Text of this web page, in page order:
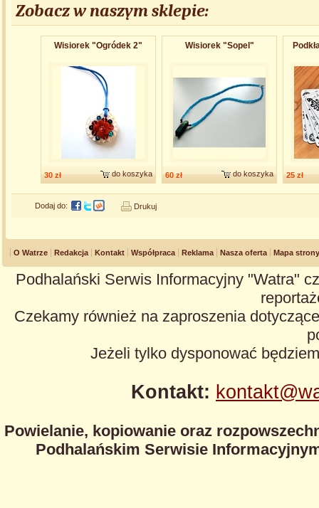
Zobacz w naszym sklepie:
Wisiorek "Ogródek 2"
30 zł do koszyka
Wisiorek "Sopel"
60 zł do koszyka 25 zł
Dodaj do: Drukuj
O Watrze Redakcja Kontakt Współpraca Reklama Nasza oferta Mapa strony
Podhalański Serwis Informacyjny "Watra"
Czekamy również na zaproszenia
Jeżeli tylko dysponować
Kontakt:
Powielanie, kopiowanie oraz
Podhalańskim Serwisie